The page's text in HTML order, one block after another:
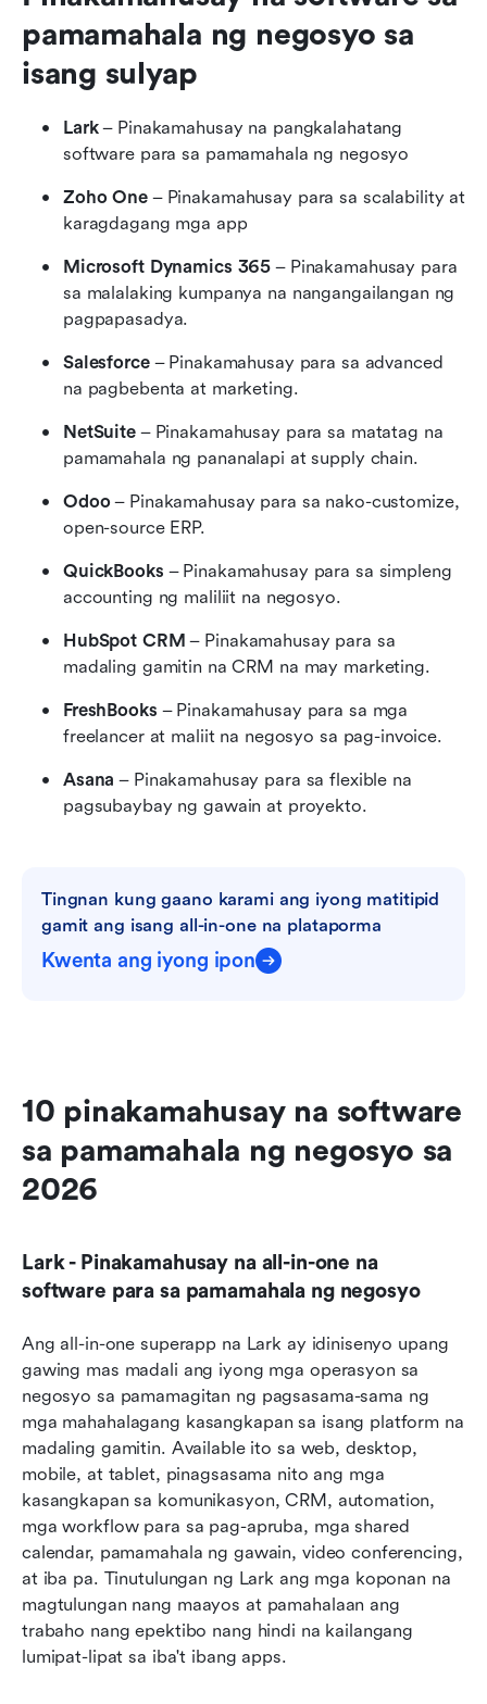
pamamahala ng negosyo sa
isang sulyap
Lark – Pinakamahusay na pangkalahatang
software para sa pamamahala ng negosyo
Zoho One – Pinakamahusay para sa scalability at
karagdagang mga app
Microsoft Dynamics 365 – Pinakamahusay para
sa malalaking kumpanya na nangangailangan ng
pagpapasadya.
Salesforce – Pinakamahusay para sa advanced
na pagbebenta at marketing.
NetSuite – Pinakamahusay para sa matatag na
pamamahala ng pananalapi at supply chain.
Odoo – Pinakamahusay para sa nako-customize,
open-source ERP.
QuickBooks – Pinakamahusay para sa simpleng
accounting ng maliliit na negosyo.
HubSpot CRM – Pinakamahusay para sa
madaling gamitin na CRM na may marketing.
FreshBooks – Pinakamahusay para sa mga
freelancer at maliit na negosyo sa pag-invoice.
Asana – Pinakamahusay para sa flexible na
pagsubaybay ng gawain at proyekto.
Tingnan kung gaano karami ang iyong matitipid
gamit ang isang all-in-one na plataporma
Kwenta ang iyong ipon
10 pinakamahusay na software
sa pamamahala ng negosyo sa
2026
Lark - Pinakamahusay na all-in-one na
software para sa pamamahala ng negosyo
Ang all-in-one superapp na Lark ay idinisenyo upang
gawing mas madali ang iyong mga operasyon sa
negosyo sa pamamagitan ng pagsasama-sama ng
mga mahahalagang kasangkapan sa isang platform na
madaling gamitin. Available ito sa web, desktop,
mobile, at tablet, pinagsasama nito ang mga
kasangkapan sa komunikasyon, CRM, automation,
mga workflow para sa pag-apruba, mga shared
calendar, pamamahala ng gawain, video conferencing,
at iba pa. Tinutulungan ng Lark ang mga koponan na
magtulungan nang maayos at pamahalaan ang
trabaho nang epektibo nang hindi na kailangang
lumipat-lipat sa iba't ibang apps.